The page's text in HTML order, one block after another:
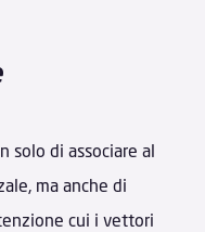
solo di associare al
ma anche di
cui i vettori